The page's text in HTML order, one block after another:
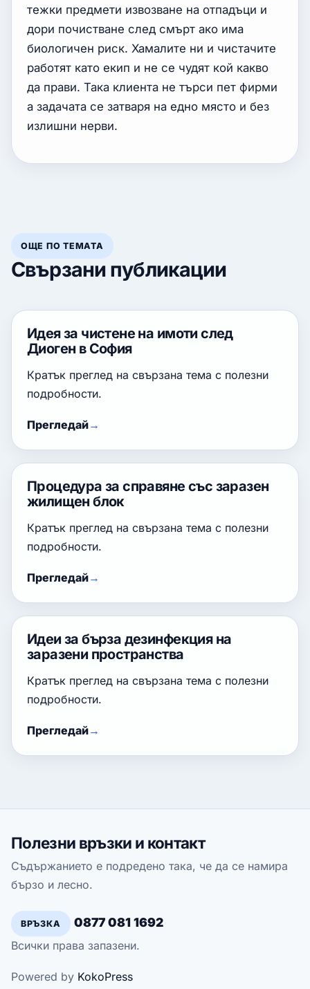
тежки предмети извозване на отпадъци и
дори почистване след смърт ако има
биологичен риск. Хамалите ни и чистачите
работят като екип и не се чудят кой какво
да прави. Така клиента не търси пет фирми
а задачата се затваря на едно място и без
излишни нерви.
ОЩЕ ПО ТЕМАТА
Свързани публикации
Идея за чистене на имоти след
Диоген в София
Кратък преглед на свързана тема с полезни
подробности.
Прегледай
Процедура за справяне със заразен
жилищен блок
Кратък преглед на свързана тема с полезни
подробности.
Прегледай
Идеи за бърза дезинфекция на
заразени пространства
Кратък преглед на свързана тема с полезни
подробности.
Прегледай
Полезни връзки и контакт
Съдържанието е подредено така, че да се намира
бързо и лесно.
ВРЪЗКА 0877 081 1692
Всички права запазени.
Powered by KokoPress